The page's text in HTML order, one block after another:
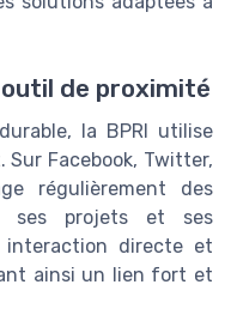
outil de proximité
la BPRI utilise
Facebook, Twitter,
régulièrement des
ses projets et ses
interaction directe et
ainsi un lien fort et